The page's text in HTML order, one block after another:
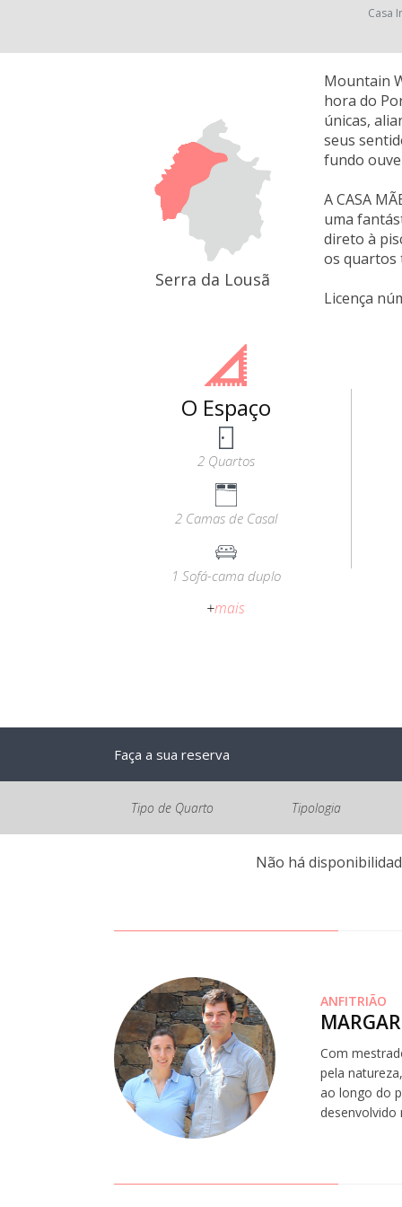
Casa
Serra da Lousã
Mountain
hora do
únicas,
seus
fundo
A CASA
uma
direto à
os quartos
Licença
O Espaço
2 Quartos
2 Camas de Casal
1 Sofá-cama duplo
+mais
Faça a sua reserva
Tipo de Quarto Tipologia
Não há
ANFITRIÃO
Com
pela
ao longo do
desenvolvido